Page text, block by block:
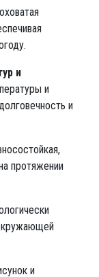
и
и
и
протяжении
и